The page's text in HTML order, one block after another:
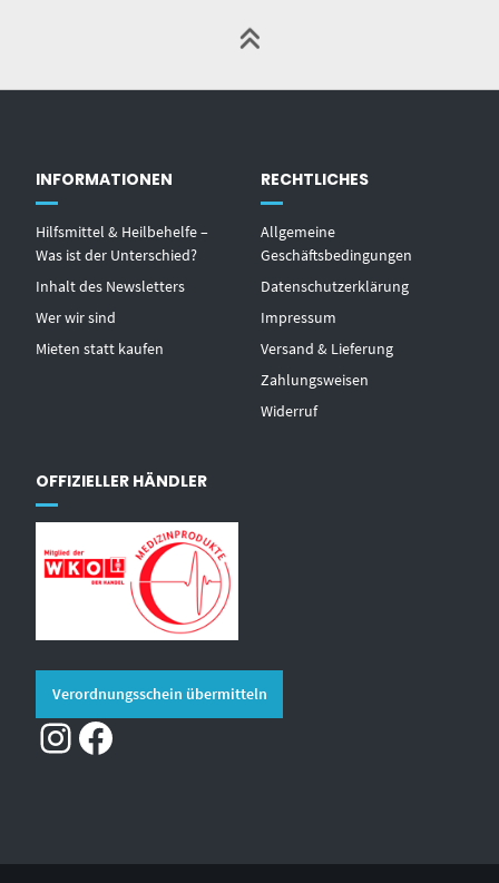
INFORMATIONEN
Hilfsmittel & Heilbehelfe –
Was ist der Unterschied?
Inhalt des Newsletters
Wer wir sind
Mieten statt kaufen
RECHTLICHES
Allgemeine
Geschäftsbedingungen
Datenschutzerklärung
Impressum
Versand & Lieferung
Zahlungsweisen
Widerruf
OFFIZIELLER HÄNDLER
Verordnungsschein übermitteln
Instagram Facebook